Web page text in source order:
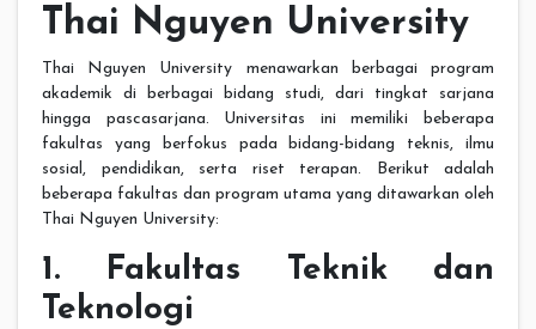
Thai Nguyen University
Thai Nguyen University menawarkan berbagai program
akademik di berbagai bidang studi, dari tingkat sarjana
hingga pascasarjana. Universitas ini memiliki beberapa
fakultas yang berfokus pada bidang-bidang teknis, ilmu
sosial, pendidikan, serta riset terapan. Berikut adalah
beberapa fakultas dan program utama yang ditawarkan oleh
Thai Nguyen University:
1. Fakultas Teknik dan
Teknologi